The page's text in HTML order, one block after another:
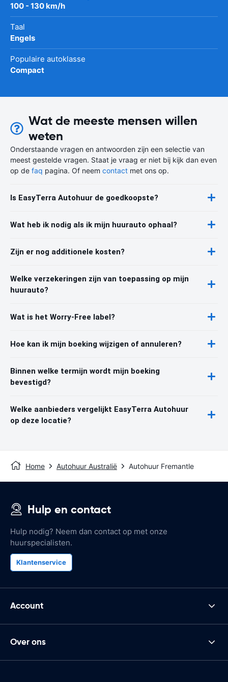
100 - 130 km/h
Taal
Engels
Populaire autoklasse
Compact
Wat de meeste mensen willen
weten
Onderstaande vragen en antwoorden zijn een selectie van
meest gestelde vragen. Staat je vraag er niet bij kijk dan even
op de faq pagina. Of neem contact met ons op.
Is EasyTerra Autohuur de goedkoopste?
Wat heb ik nodig als ik mijn huurauto ophaal?
Zijn er nog additionele kosten?
Welke verzekeringen zijn van toepassing op mijn
huurauto?
Wat is het Worry-Free label?
Hoe kan ik mijn boeking wijzigen of annuleren?
Binnen welke termijn wordt mijn boeking
bevestigd?
Welke aanbieders vergelijkt EasyTerra Autohuur
op deze locatie?
Home Autohuur Australië Autohuur Fremantle
Hulp en contact
Hulp nodig? Neem dan contact op met onze
huurspecialisten.
Klantenservice
Account
Over ons